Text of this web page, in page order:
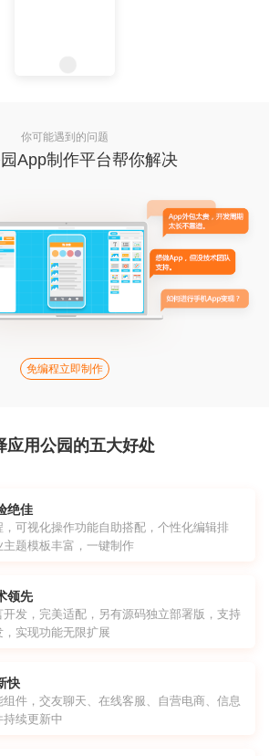
你可能遇到的问题
App制作平台帮你解决
免编程立即制作
应用公园的五大好处
绝佳
，可视化操作功能自助搭配，个性化编辑排
主题模板丰富，一键制作
领先
开发，完美适配，另有源码独立部署版，支持
，实现功能无限扩展
快
组件，交友聊天、在线客服、自营电商、信息
持续更新中